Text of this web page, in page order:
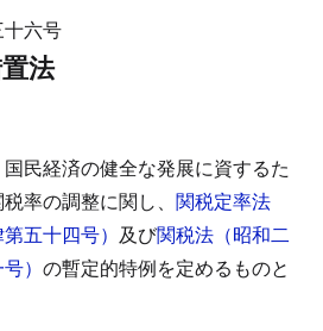
六号
法
民経済の健全な発展に資するた
率の調整に関し、 関税定率法
五十四号） 及び関税法（昭和二
） の暫定的特例を定めるものと